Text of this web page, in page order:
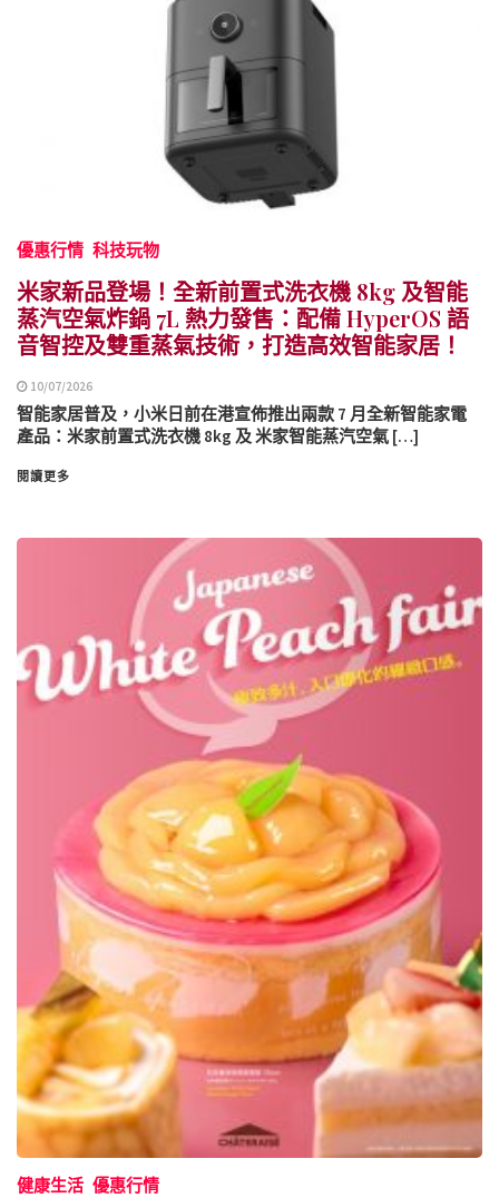
優惠行情 科技玩物
米家新品登場！全新前置式洗衣機 8kg 及智能
蒸汽空氣炸鍋 7L 熱力發售：配備 HyperOS 語
音智控及雙重蒸氣技術，打造高效智能家居！
10/07/2026
智能家居普及，小米日前在港宣佈推出兩款 7 月全新智能家電
產品：米家前置式洗衣機 8kg 及 米家智能蒸汽空氣 […]
閱讀更多
健康生活 優惠行情